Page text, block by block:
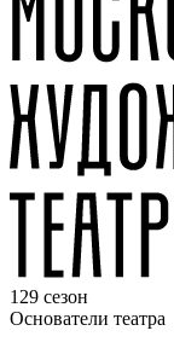
129 сезон
Основатели театра